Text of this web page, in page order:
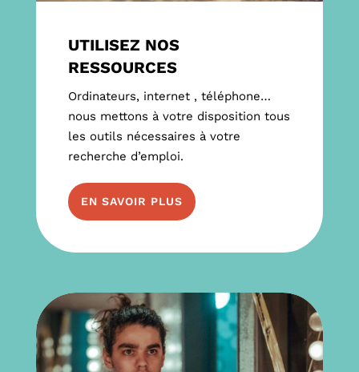
UTILISEZ NOS
RESSOURCES
Ordinateurs, internet , téléphone…
nous mettons à votre disposition tous
les outils nécessaires à votre
recherche d’emploi.
EN SAVOIR PLUS